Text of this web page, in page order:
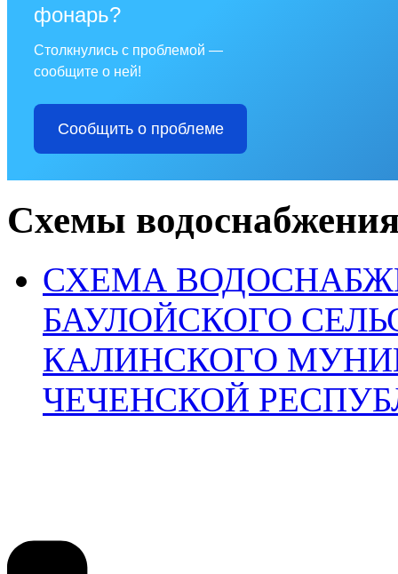
фонарь?
Столкнулись с проблемой —
сообщите о ней!
Сообщить о проблеме
Схемы
СХЕМА
БАУЛОЙСКОГО
КАЛИНСКОГО
ЧЕЧЕНСКОЙ